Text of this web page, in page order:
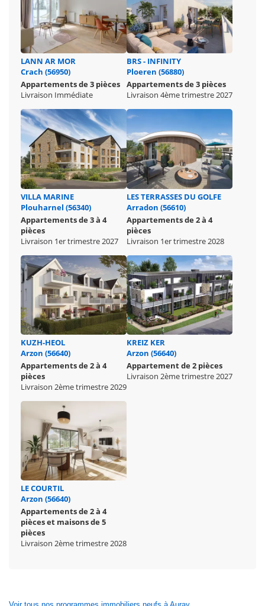
LANN AR MOR
Crach (56950)
Appartements de 3 pièces
Livraison Immédiate
BRS - INFINITY
Ploeren (56880)
Appartements de 3 pièces
Livraison 4ème trimestre 2027
VILLA MARINE
Plouharnel (56340)
Appartements de 3 à 4
pièces
Livraison 1er trimestre 2027
LES TERRASSES DU GOLFE
Arradon (56610)
Appartements de 2 à 4
pièces
Livraison 1er trimestre 2028
KUZH-HEOL
Arzon (56640)
Appartements de 2 à 4
pièces
Livraison 2ème trimestre 2029
KREIZ KER
Arzon (56640)
Appartement de 2 pièces
Livraison 2ème trimestre 2027
LE COURTIL
Arzon (56640)
Appartements de 2 à 4
pièces et maisons de 5
pièces
Livraison 2ème trimestre 2028